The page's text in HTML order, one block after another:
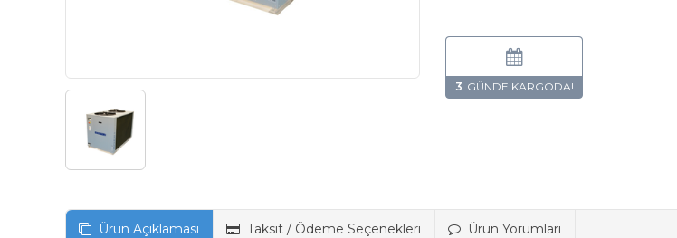
3
Ürün Açıklaması Taksit / Ödeme Seçenekleri Ürün Yorumları